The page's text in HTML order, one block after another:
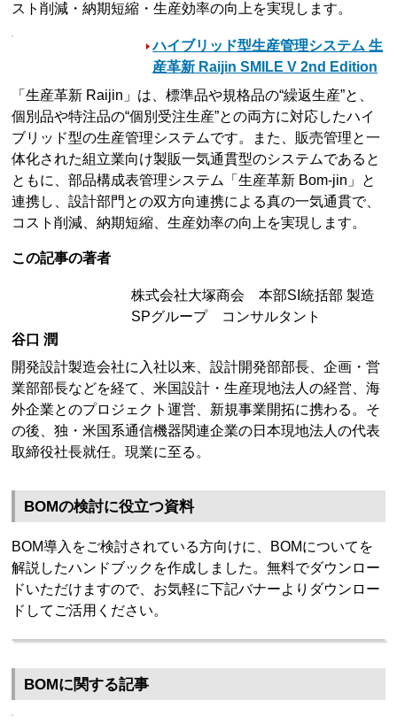
スト削減・納期短縮・生産効率の向上を実現します。
ハイブリッド型生産管理システム 生
産革新 Raijin SMILE V 2nd Edition
「生産革新 Raijin」は、標準品や規格品の“繰返生産”と、
個別品や特注品の“個別受注生産”との両方に対応したハイ
ブリッド型の生産管理システムです。また、販売管理と一
体化された組立業向け製販一気通貫型のシステムであると
ともに、部品構成表管理システム「生産革新 Bom-jin」と
連携し、設計部門との双方向連携による真の一気通貫で、
コスト削減、納期短縮、生産効率の向上を実現します。
この記事の著者
株式会社大塚商会 本部SI統括部 製造
SPグループ コンサルタント
谷口 潤
開発設計製造会社に入社以来、設計開発部部長、企画・営
業部部長などを経て、米国設計・生産現地法人の経営、海
外企業とのプロジェクト運営、新規事業開拓に携わる。そ
の後、独・米国系通信機器関連企業の日本現地法人の代表
取締役社長就任。現業に至る。
BOMの検討に役立つ資料
BOM導入をご検討されている方向けに、BOMについてを
解説したハンドブックを作成しました。無料でダウンロー
ドいただけますので、お気軽に下記バナーよりダウンロー
ドしてご活用ください。
BOMに関する記事